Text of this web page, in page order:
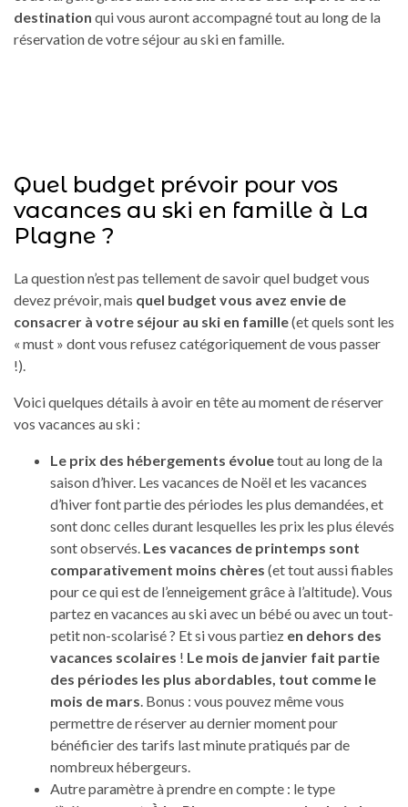
destination qui vous auront accompagné tout au long de la
réservation de votre séjour au ski en famille.
Quel budget prévoir pour vos
vacances au ski en famille à La
Plagne ?
La question n’est pas tellement de savoir quel budget vous
devez prévoir, mais quel budget vous avez envie de
consacrer à votre séjour au ski en famille(et quels sont les
« must » dont vous refusez catégoriquement de vous passer
!).
Voici quelques détails à avoir en tête au moment de réserver
vos vacances au ski :
Le prix des hébergements évoluetout au long de la
saison d’hiver. Les vacances de Noël et les vacances
d’hiver font partie des périodes les plus demandées, et
sont donc celles durant lesquelles les prix les plus élevés
sont observés. Les vacances de printemps sont
comparativement moins chères (et tout aussi fiables
pour ce qui est de l’enneigement grâce à l’altitude). Vous
partez en vacances au ski avec un bébé ou avec un tout-
petit non-scolarisé ? Et si vous partiez en dehors des
vacances scolaires ! Le mois de janvier fait partie
des périodes les plus abordables, tout comme le
mois de mars. Bonus : vous pouvez même vous
permettre de réserver au dernier moment pour
bénéficier des tarifs last minute pratiqués par de
nombreux hébergeurs.
Autre paramètre à prendre en compte : le type